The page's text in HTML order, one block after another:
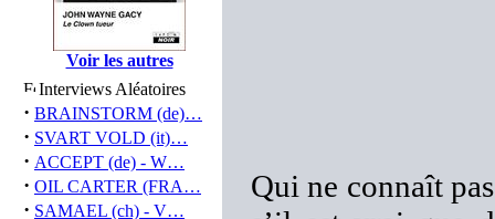
Voir les autres
Interviews Aléatoires
· BRAINSTORM (de)…
· SVART VOLD (it)…
· ACCEPT (de) - W…
· OIL CARTER (FRA…
· SAMAEL (ch) - V…
Qui ne connaît